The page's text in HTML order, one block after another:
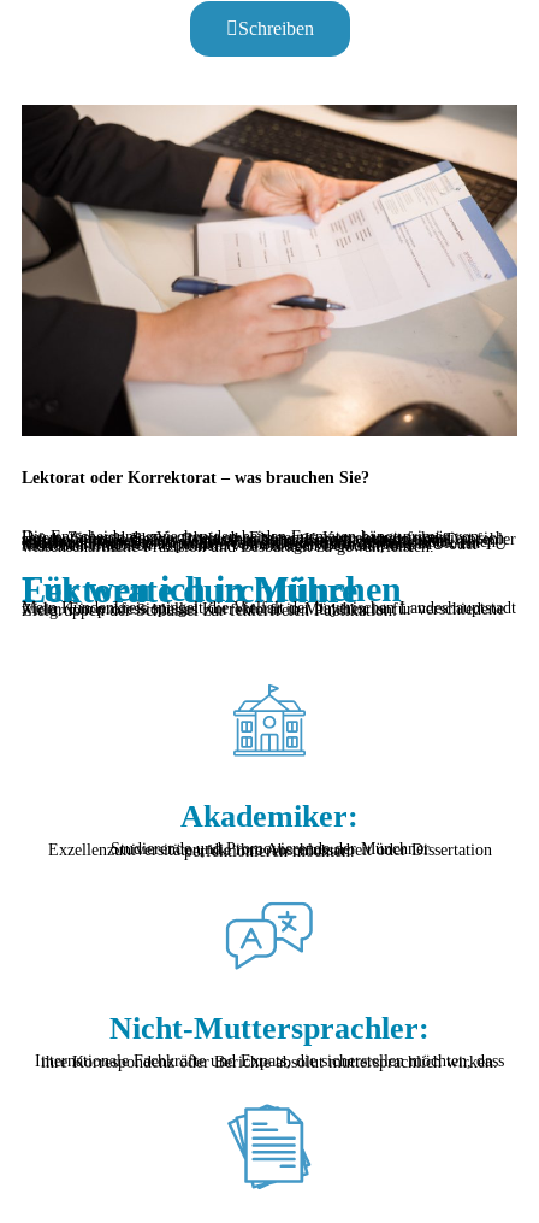
Schreiben
Lektorat oder Korrektorat – was brauchen Sie?
Die Entscheidung zwischen den beiden Formaten hängt primär von Ihrem Ziel und der Vorarbeit ab. Ein reines Korrektorat fokussiert sich auf die formale Ebene: Rechtschreibung, Kommasetzung und Tippfehler werden eliminiert. Ein Lektorat in München geht jedoch einen entscheidenden Schritt weiter. Hier betrachte ich zusätzlich Stil, roten Faden und logische Struktur. Während für einen Werbeflyer oft ein Korrektorat ausreicht, profitiert eine Dissertation an der LMU oder TU München erheblich von einem vollwertigen Lektorat, um wissenschaftliche Präzision und Lesbarkeit zu gewährleisten.
Für wen ich in München Lektorate durchführe
Mein Kundenkreis spiegelt die Vielfalt der bayerischen Landeshauptstadt wider. Ein professionelles Korrektorat in München ist für verschiedene Zielgruppen der Schlüssel zur fehlerfreien Publikation:
Akademiker:
Studierende und Promovierende der Münchner Exzellenzuniversitäten, die ihre Abschlussarbeit oder Dissertation perfektionieren möchten.
Nicht-Muttersprachler:
Internationale Fachkräfte und Expats, die sicherstellen möchten, dass ihre Korrespondenz oder Berichte absolut muttersprachlich wirken.